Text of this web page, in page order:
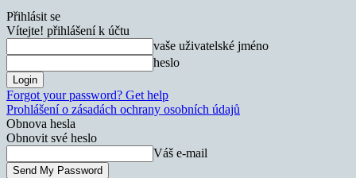
Přihlásit se
Vítejte! přihlášení k účtu
vaše uživatelské jméno
heslo
Forgot your password? Get help
Prohlášení o zásadách ochrany osobních údajů
Obnova hesla
Obnovit své heslo
Váš e-mail